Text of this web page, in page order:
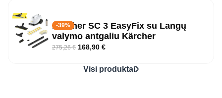
-39%
Kärcher SC 3 EasyFix su Langų
valymo antgaliu Kärcher
275,26€ 168,90 €
Visi produktai